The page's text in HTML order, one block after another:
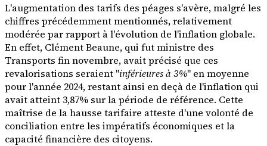
L'augmentation des tarifs des péages s'avère, malgré les
chiffres précédemment mentionnés, relativement
modérée par rapport à l'évolution de l'inflation globale.
En effet, Clément Beaune, qui fut ministre des
Transports fin novembre, avait précisé que ces
revalorisations seraient "inférieures à 3%" en moyenne
pour l'année 2024, restant ainsi en deçà de l'inflation qui
avait atteint 3,87% sur la période de référence. Cette
maîtrise de la hausse tarifaire atteste d'une volonté de
conciliation entre les impératifs économiques et la
capacité financière des citoyens.